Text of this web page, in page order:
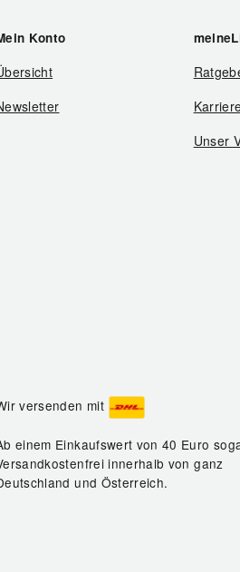
Konto
Unser
versenden mit
einem Einkaufswert von 40 Euro
innerhalb von ganz
und Österreich.